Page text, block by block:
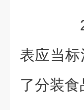
2
表应当
了分装